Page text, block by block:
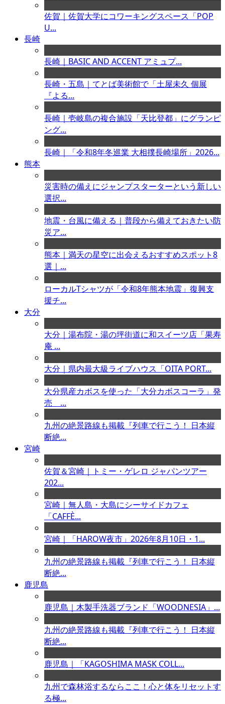
佐賀｜佐賀大学にコワーキングスペース「POP
U...
長崎
長崎｜BASIC AND ACCENT アミュプ...
長崎・五島｜てとば美術館で「土屋未久 個展
『よる...
長崎｜壱岐島の複合施設「天比登都」にグランピ
ング...
長崎｜「令和8年冬巡業 大相撲長崎場所」2026...
熊本
災害時の備えにジャンプスターターという新しい
選択...
地震・台風に備える｜普段から備えておきたい防
災ア...
熊本｜満天の星空に出会えるおすすめスポット8
選｜...
ローカルTシャツが「令和8年熊本地震」復興支
援チ...
大分
大分｜湯布院・湯の坪街道に和スイーツ店「果寿
庵 ...
大分｜県内最大級ライブハウス「OITA PORT...
大分県産カボスを使った「大分カボスコーラ」発
売 ...
九州の絶景路線も掲載『列車で行こう！ 日本縦
断絶...
宮崎
佐賀＆宮崎｜トミー・ゲレロ ジャパンツアー
202...
宮崎｜無人島・大島にシーサイドカフェ
「CAFFÈ...
宮崎｜「HAROW夜市」2026年8月10日・1...
九州の絶景路線も掲載『列車で行こう！ 日本縦
断絶...
鹿児島
鹿児島｜木製手洗器ブランド「WOODNESIA」...
九州の絶景路線も掲載『列車で行こう！ 日本縦
断絶...
鹿児島｜「KAGOSHIMA MASK COLL...
九州で森林浴するならここ！心と体をリセットす
る極...